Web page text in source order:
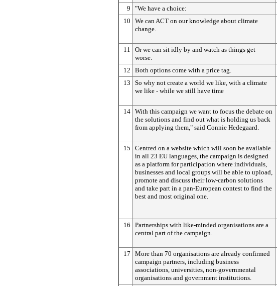
9
"We have a choice:
10
We can ACT on our knowledge about climate
change.
11
Or we can sit idly by and watch as things get
worse.
12
Both options come with a price tag.
13
So why not create a world we like, with a climate
we like - while we still have time
14 With this campaign we want to focus the debate on
the solutions and find out what is holding us back
from applying them," said Connie Hedegaard.
15
Centred on a website which will soon be available
in all 23 EU languages, the campaign is designed
as a platform for participation where individuals,
businesses and local groups will be able to upload,
promote and discuss their low-carbon solutions
and take part in a pan-European contest to find the
best and most original one.
16
Partnerships with like-minded organisations are a
central part of the campaign.
17
More than 70 organisations are already confirmed
campaign partners, including business
associations, universities, non-governmental
organisations and government institutions.